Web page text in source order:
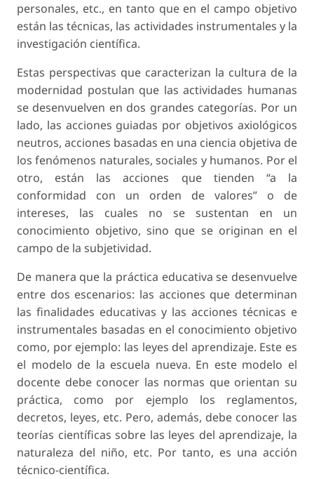
personales, etc., en tanto que en el campo objetivo
están las técnicas, las actividades instrumentales y la
investigación científica.
Estas perspectivas que caracterizan la cultura de la
modernidad postulan que las actividades humanas
se desenvuelven en dos grandes categorías. Por un
lado, las acciones guiadas por objetivos axiológicos
neutros, acciones basadas en una ciencia objetiva de
los fenómenos naturales, sociales y humanos. Por el
otro, están las acciones que tienden “a la
conformidad con un orden de valores” o de
intereses, las cuales no se sustentan en un
conocimiento objetivo, sino que se originan en el
campo de la subjetividad.
De manera que la práctica educativa se desenvuelve
entre dos escenarios: las acciones que determinan
las finalidades educativas y las acciones técnicas e
instrumentales basadas en el conocimiento objetivo
como, por ejemplo: las leyes del aprendizaje. Este es
el modelo de la escuela nueva. En este modelo el
docente debe conocer las normas que orientan su
práctica, como por ejemplo los reglamentos,
decretos, leyes, etc. Pero, además, debe conocer las
teorías científicas sobre las leyes del aprendizaje, la
naturaleza del niño, etc. Por tanto, es una acción
técnico-científica.